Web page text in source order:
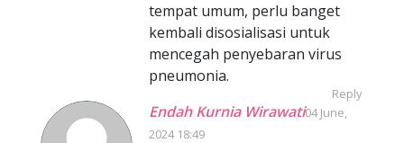
tempat umum, perlu banget
kembali disosialisasi untuk
mencegah penyebaran virus
pneumonia.
Reply
Endah Kurnia Wirawati04 June,
2024 18:49